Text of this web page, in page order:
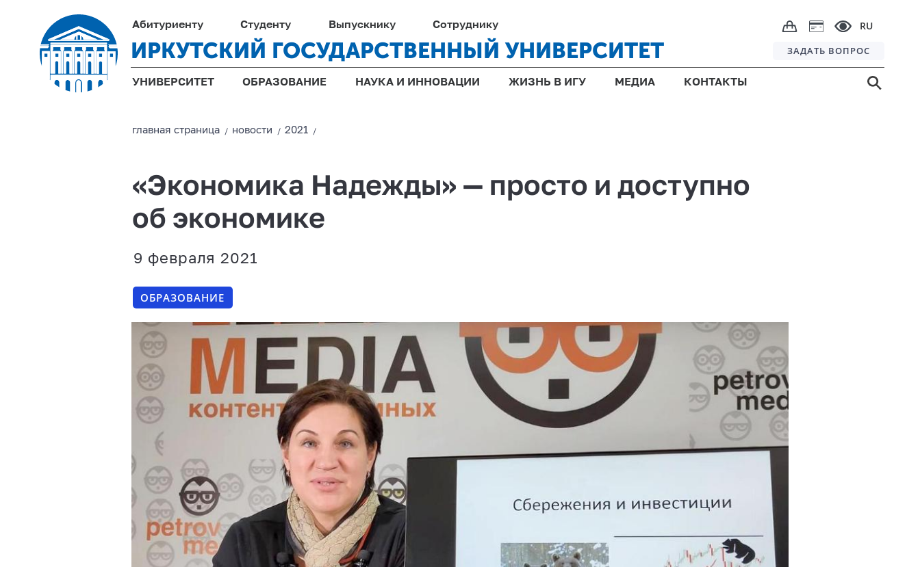
Абитуриенту Студенту Выпускнику Сотруднику RU
ИРКУТСКИЙ ГОСУДАРСТВЕННЫЙ УНИВЕРСИТЕТ ЗАДАТЬ ВОПРОС
УНИВЕРСИТЕТ ОБРАЗОВАНИЕ НАУКА И ИННОВАЦИИ ЖИЗНЬ В ИГУ МЕДИА КОНТАКТЫ
главная страницa / новости /2021 /
«Экономика Надежды» — просто и доступно
об экономике
9 февраля 2021
ОБРАЗОВАНИЕ